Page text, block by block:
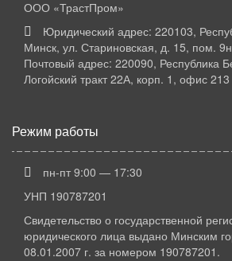
ООО «ТрастПром»
Юридический адрес: 220103,
Минск, ул. Стариновская, д. 15, пом. 9н
Почтовый адрес: 220090, Республика
Логойский тракт 22А, корп. 1, офис 213
Режим работы
пн-пт 9:00 — 17:30
УНП 190787201
Свидетельство о государственной
юридического лица выдано Минским
08.01.2007 г. за номером 190787201.